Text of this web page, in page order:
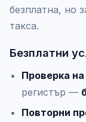
безплатна, но
такса.
Безплатни
Проверка
регистър —
Повторни